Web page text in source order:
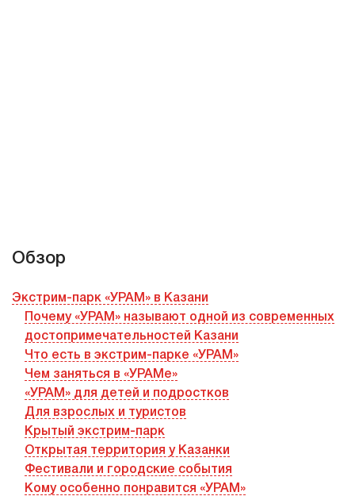
Обзор
Экстрим-парк «УРАМ» в Казани
Почему «УРАМ» называют одной из современных
достопримечательностей Казани
Что есть в экстрим-парке «УРАМ»
Чем заняться в «УРАМе»
«УРАМ» для детей и подростков
Для взрослых и туристов
Крытый экстрим-парк
Открытая территория у Казанки
Фестивали и городские события
Кому особенно понравится «УРАМ»